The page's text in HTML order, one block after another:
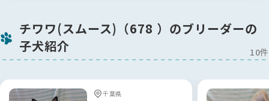
加納さんは、お迎えにあたってのルールなど、最初は「少し厳
しいのかな？」と緊張しましたが、すべては子犬への深い愛情
ゆえ。理由を聞けば納得することばかりで、初めてのパピーを
飼育する私にとって、細かく相談に乗っていただける体制は本
当に心強いです。
「甘やかしすぎだよ」と正直にアドバイスをいただける関係に
チワワ(スムース)（678 ）のブリーダーの
子犬紹介
10件
千葉県